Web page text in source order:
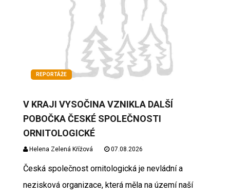
REPORTÁŽE
V KRAJI VYSOČINA VZNIKLA DALŠÍ
POBOČKA ČESKÉ SPOLEČNOSTI
ORNITOLOGICKÉ
Helena Zelená Křížová 07.08.2026
Česká společnost ornitologická je nevládní a
nezisková organizace, která měla na území naší